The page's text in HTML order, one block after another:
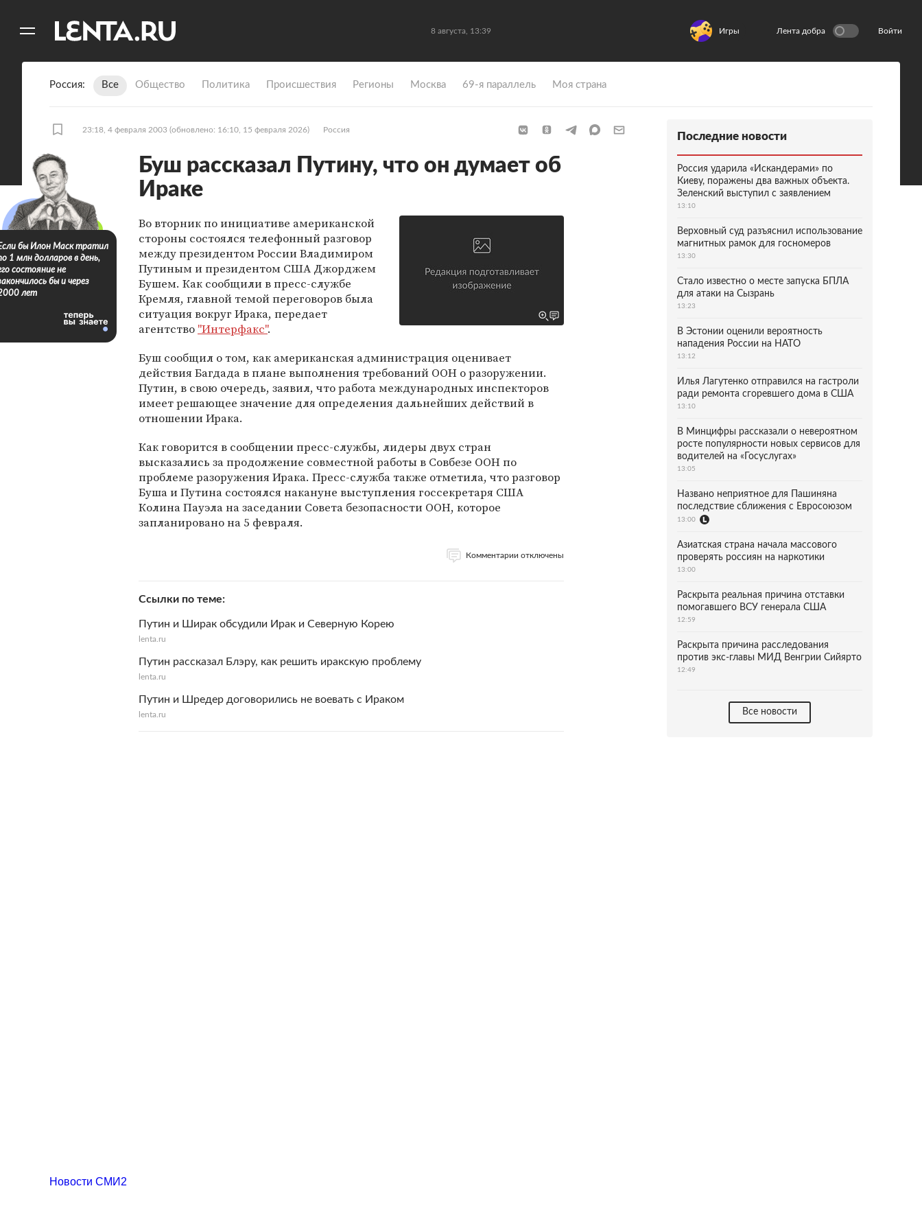
8 августа, 13:39 Игры Лента добра Войти
Россия Все Общество Политика Происшествия Регионы Москва 69-я параллель Моя страна
23:18, 4 февраля 2003 (обновлено: 16:10, 15 февраля 2026) Россия
Буш рассказал Путину, что он думает об
Ираке
Во вторник по инициативе американской
стороны состоялся телефонный разговор
между президентом России Владимиром
Путиным и президентом США Джорджем
Бушем. Как сообщили в пресс-службе
Кремля, главной темой переговоров была
ситуация вокруг Ирака, передает
агентство "Интерфакс".
Буш сообщил о том, как американская администрация оценивает
действия Багдада в плане выполнения требований ООН о разоружении.
Путин, в свою очередь, заявил, что работа международных инспекторов
имеет решающее значение для определения дальнейших действий в
отношении Ирака.
Как говорится в сообщении пресс-службы, лидеры двух стран
высказались за продолжение совместной работы в Совбезе ООН по
проблеме разоружения Ирака. Пресс-служба также отметила, что разговор
Буша и Путина состоялся накануне выступления госсекретаря США
Колина Пауэла на заседании Совета безопасности ООН, которое
запланировано на 5 февраля.
Комментарии отключены
Ссылки по теме
Путин и Ширак обсудили Ирак и Северную Корею
lenta.ru
Путин рассказал Блэру, как решить иракскую проблему
lenta.ru
Путин и Шредер договорились не воевать с Ираком
lenta.ru
бы Илон Маск тратил
1 млн долларов в день,
состояние не
бы и через
лет
Последние новости
Россия ударила «Искандерами» по
Киеву, поражены два важных объекта.
Зеленский выступил с заявлением
13:10
Верховный суд разъяснил использование
магнитных рамок для госномеров
13:30
Стало известно о месте запуска БПЛА
для атаки на Сызрань
13:23
В Эстонии оценили вероятность
нападения России на НАТО
13:12
Илья Лагутенко отправился на гастроли
ради ремонта сгоревшего дома в США
13:10
В Минцифры рассказали о невероятном
росте популярности новых сервисов для
водителей на «Госуслугах»
13:05
Названо неприятное для Пашиняна
последствие сближения с Евросоюзом
13:00
Азиатская страна начала массового
проверять россиян на наркотики
13:00
Раскрыта реальная причина отставки
помогавшего ВСУ генерала США
12:59
Раскрыта причина расследования
против экс-главы МИД Венгрии Сийярто
12:49
Все новости
Новости СМИ2